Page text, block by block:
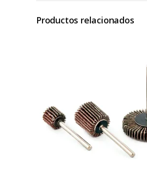
Productos relacionados